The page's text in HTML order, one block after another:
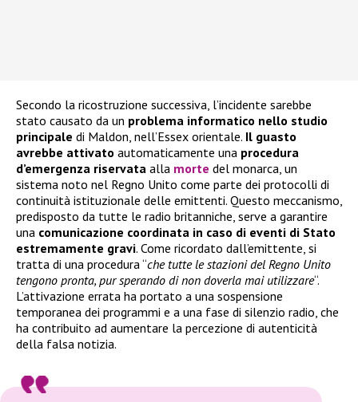
Secondo la ricostruzione successiva, l’incidente sarebbe
stato causato da un problema informatico nello studio
principale di Maldon, nell’Essex orientale. Il guasto
avrebbe attivato automaticamente una procedura
d’emergenza riservata alla morte del monarca, un
sistema noto nel Regno Unito come parte dei protocolli di
continuità istituzionale delle emittenti. Questo meccanismo,
predisposto da tutte le radio britanniche, serve a garantire
una comunicazione coordinata in caso di eventi di Stato
estremamente gravi. Come ricordato dall’emittente, si
tratta di una procedura “che tutte le stazioni del Regno Unito
tengono pronta, pur sperando di non doverla mai utilizzare“.
L’attivazione errata ha portato a una sospensione
temporanea dei programmi e a una fase di silenzio radio, che
ha contribuito ad aumentare la percezione di autenticità
della falsa notizia.